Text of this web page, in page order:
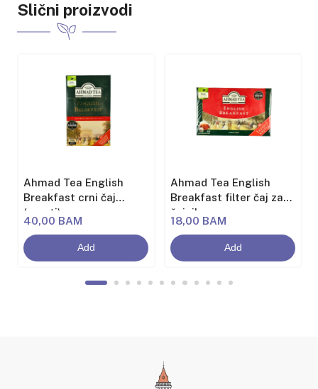
Slični proizvodi
Ahmad Tea English
Breakfast crni čaj
(rasuti)
40,00 BAM
Add
Ahmad Tea English
Breakfast filter čaj za
čajnik
18,00 BAM
Add